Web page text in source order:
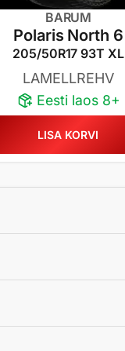
BARUM
Polaris North 6
205/50R17 93T XL
LAMELLREHV
Eesti laos 8+
LISA KORVI